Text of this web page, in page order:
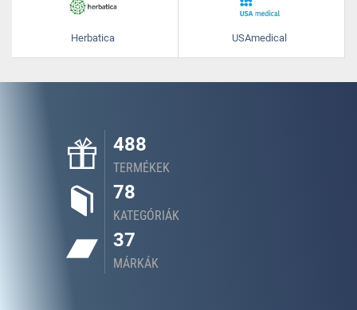
Herbatica USAmedical
488
TERMÉKEK
78
KATEGÓRIÁK
37
MÁRKÁK